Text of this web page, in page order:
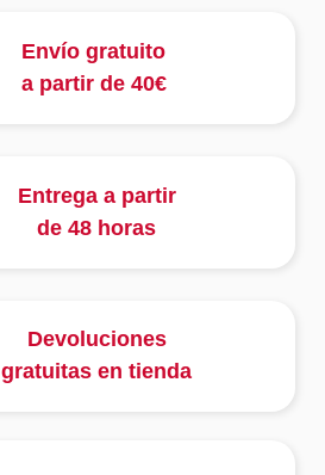
Envío gratuito
a partir de 40€
Entrega a partir
de 48 horas
Devoluciones
gratuitas en tienda